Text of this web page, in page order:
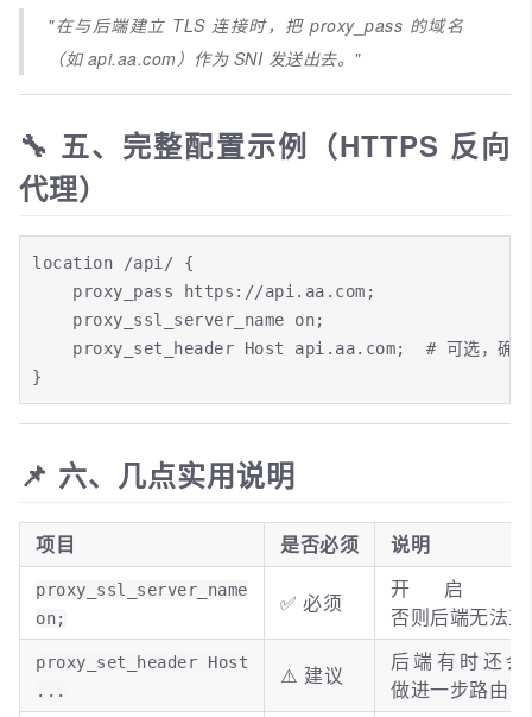
"在与后端建立 TLS 连接时，把 proxy_pass 的域名
（如 api.aa.com）作为 SNI 发送出去。"
🔧 五、完整配置示例（HTTPS 反向
代理）
location /api/ {
    proxy_pass https://api.aa.com;
    proxy_ssl_server_name on;
proxy_set_header Host api.aa.com;  # 可选，确
}
📌 六、几点实用说明
项目 是否必须 说明
proxy_ssl_server_name
on;
✅ 必须
开启
否则后端无法
proxy_set_header Host
...
⚠️ 建议
后端有时还
做进一步路由